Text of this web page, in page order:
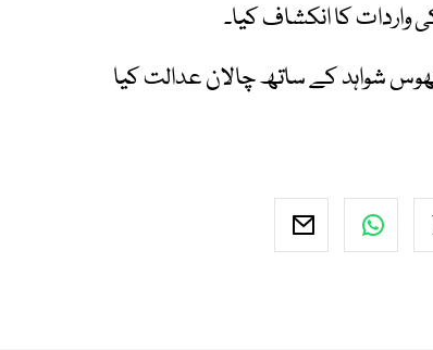
واردات کا انکشاف کیا۔
شواہد کے ساتھ چالان عدالت کیا